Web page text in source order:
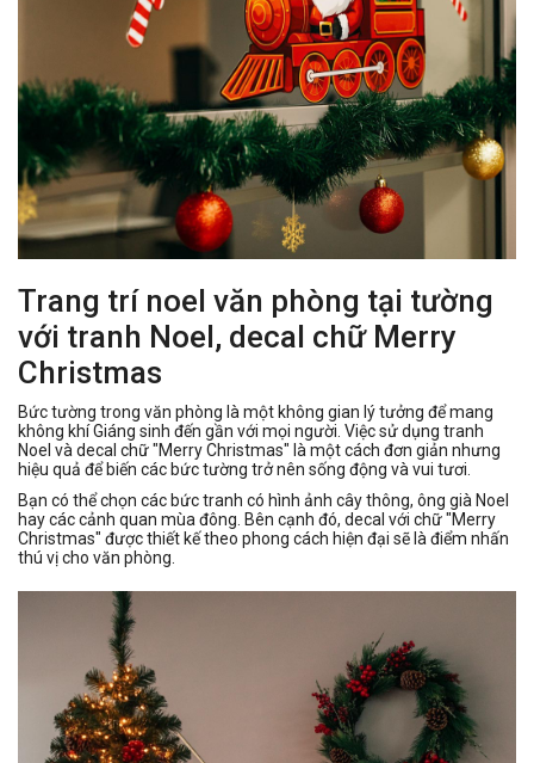
Trang trí noel văn phòng tại tường
với tranh Noel, decal chữ Merry
Christmas
Bức tường trong văn phòng là một không gian lý tưởng để mang
không khí Giáng sinh đến gần với mọi người. Việc sử dụng tranh
Noel và decal chữ "Merry Christmas" là một cách đơn giản nhưng
hiệu quả để biến các bức tường trở nên sống động và vui tươi.
Bạn có thể chọn các bức tranh có hình ảnh cây thông, ông già Noel
hay các cảnh quan mùa đông. Bên cạnh đó, decal với chữ "Merry
Christmas" được thiết kế theo phong cách hiện đại sẽ là điểm nhấn
thú vị cho văn phòng.